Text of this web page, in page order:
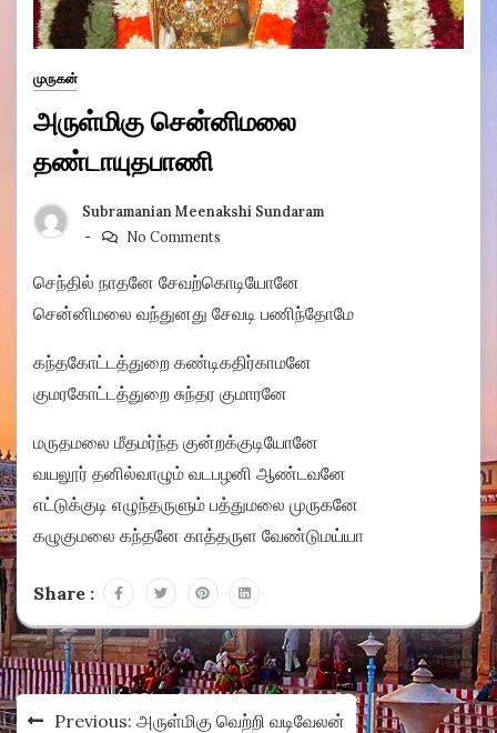
முருகன்
அருள்மிகு சென்னிமலை
தண்டாயுதபாணி
Subramanian Meenakshi Sundaram
No Comments
செந்தில் நாதனே சேவற்கொடியோனே
சென்னிமலை வந்துனது சேவடி பணிந்தோமே
கந்தகோட்டத்துறை கண்டிகதிர்காமனே
குமரகோட்டத்துறை சுந்தர குமாரனே
மருதமலை மீதமர்ந்த குன்றக்குடியோனே
வயலூர் தனில்வாழும் வடபழனி ஆண்டவனே
எட்டுக்குடி எழுந்தருளும் பத்துமலை முருகனே
கழுகுமலை கந்தனே காத்தருள வேண்டுமய்யா
Share :
PostPrevious: அருள்மிகு வெற்றி வடிவேலன்